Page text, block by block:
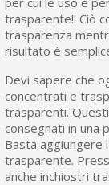
trasparente!! Ciò
trasparenza
risultato è
Devi sapere che
concentrati e
trasparenti.
consegnati in una
Basta aggiungere
trasparente.
anche inchiostri